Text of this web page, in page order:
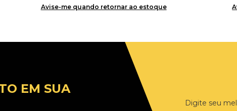
Avise-me quando retornar ao estoque
EM SUA
Digite seu